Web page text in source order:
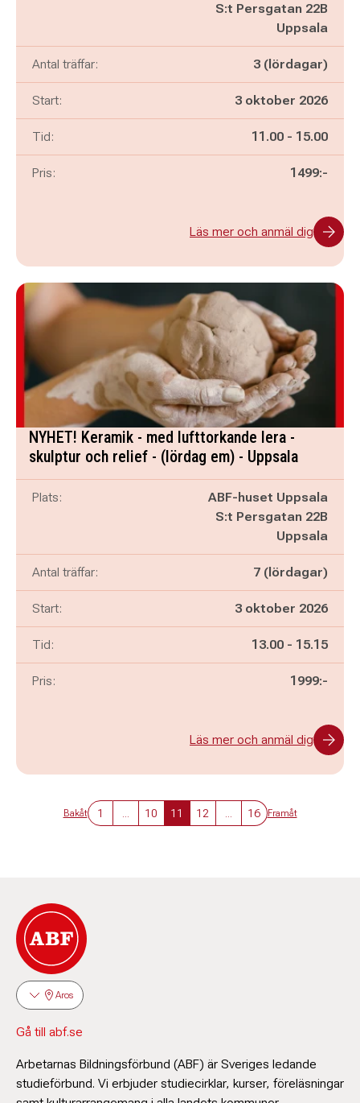
S:t Persgatan 22B
Uppsala
Antal träffar: 3 (lördagar)
Start: 3 oktober 2026
Tid: Pågår mellan
11.00 - och
15.00
Pris: 1499:-
Läs mer och anmäl dig
NYHET! Keramik - med lufttorkande lera -
skulptur och relief - (lördag em) - Uppsala
Plats:
ABF-huset Uppsala
S:t Persgatan 22B
Uppsala
Antal träffar: 7 (lördagar)
Start: 3 oktober 2026
Tid: Pågår mellan
13.00 - och
15.15
Pris: 1999:-
Läs mer och anmäl dig
Bakåt 1 10 11 12 16 Framåt
Aros
Gå till abf.se
Arbetarnas Bildningsförbund (ABF) är Sveriges ledande
studieförbund. Vi erbjuder studiecirklar, kurser, föreläsningar